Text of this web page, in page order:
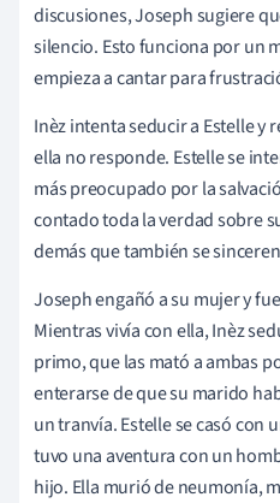
discusiones, Joseph sugiere
silencio. Esto funciona por un
empieza a cantar para
Inèz intenta seducir a Estelle y
ella no responde. Estelle se
más preocupado por la
contado toda la verdad sobre
demás que también se
Joseph engañó a su mujer y
Mientras vivía con ella, Inèz
primo, que las mató a ambas
enterarse de que su marido
un tranvía. Estelle se casó
tuvo una aventura con un
hijo. Ella murió de neumonía,